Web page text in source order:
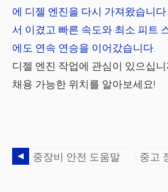
에 디젤 엔진을 다시 가져왔습니다
서 이겼고 빠른 속도와 최소 피트
에도 연속 연승을 이어갔습니다.
디젤 엔진 작업에 관심이 있으십
채용 가능한 위치를 알아보세요!
중장비 안전 도움말